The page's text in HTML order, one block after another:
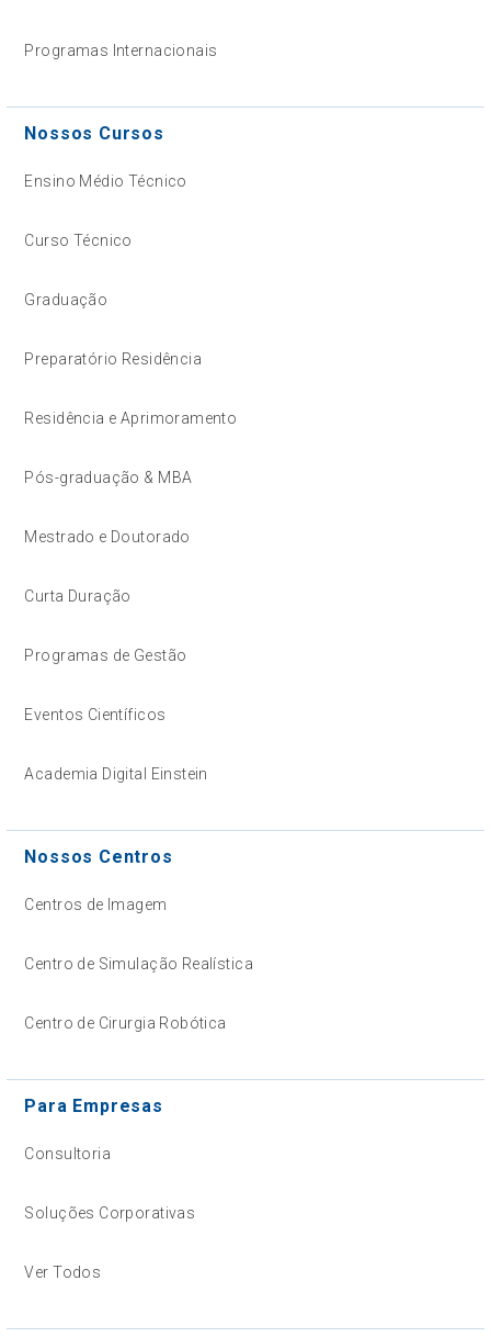
Programas Internacionais
Nossos Cursos
Ensino Médio Técnico
Curso Técnico
Graduação
Preparatório Residência
Residência e Aprimoramento
Pós-graduação & MBA
Mestrado e Doutorado
Curta Duração
Programas de Gestão
Eventos Científicos
Academia Digital Einstein
Nossos Centros
Centros de Imagem
Centro de Simulação Realística
Centro de Cirurgia Robótica
Para Empresas
Consultoria
Soluções Corporativas
Ver Todos